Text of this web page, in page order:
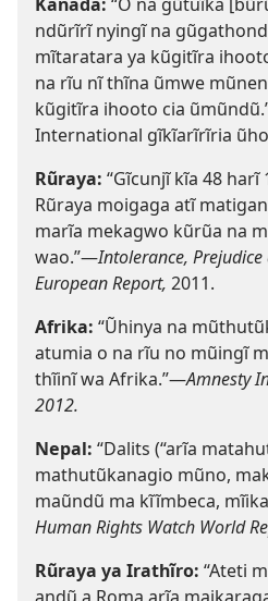
ndũrĩrĩ nyingĩ na
mĩtaratara ya kũgitĩra
na rĩu nĩ thĩna ũmwe
kũgitĩra ihooto cia
International gĩkĩarĩrĩria
Rũraya: “Gĩcunjĩ kĩa 48
Rũraya moigaga atĩ
marĩa mekagwo kũrũa na
wao.”—Intolerance,
European Report, 2011.
Afrika: “Ũhinya na
atumia o na rĩu no mũingĩ
thĩinĩ wa Afrika.”—Amnesty
2012.
Nepal: “Dalits (“arĩa
mathutũkanagio mũno,
maũndũ ma kĩĩmbeca,
Human Rights Watch World
Rũraya ya Irathĩro: “Ateti